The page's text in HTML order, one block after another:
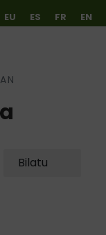
EU ES FR EN
Bilatu